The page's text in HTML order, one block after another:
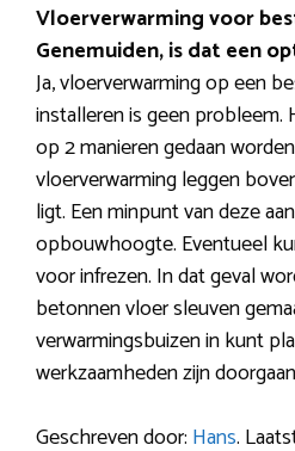
Vloerverwarming voor
Genemuiden, is dat een
Ja, vloerverwarming op een
installeren is geen
op 2 manieren gedaan
vloerverwarming leggen
ligt. Een minpunt van deze
opbouwhoogte. Eventueel
voor infrezen. In dat geval
betonnen vloer sleuven
verwarmingsbuizen in kunt
werkzaamheden zijn
Geschreven door: Hans.